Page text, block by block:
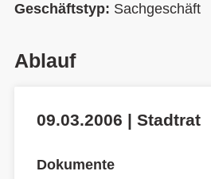
Geschäftstyp: Sachgeschäft
Ablauf
09.03.2006 | Stadtrat
Dokumente